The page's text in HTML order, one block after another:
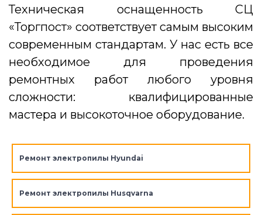
Техническая оснащенность СЦ
«Торгпост» соответствует самым высоким
современным стандартам. У нас есть все
необходимое для проведения
ремонтных работ любого уровня
сложности: квалифицированные
мастера и высокоточное оборудование.
Ремонт электропилы Hyundai
Ремонт электропилы Husqvarna